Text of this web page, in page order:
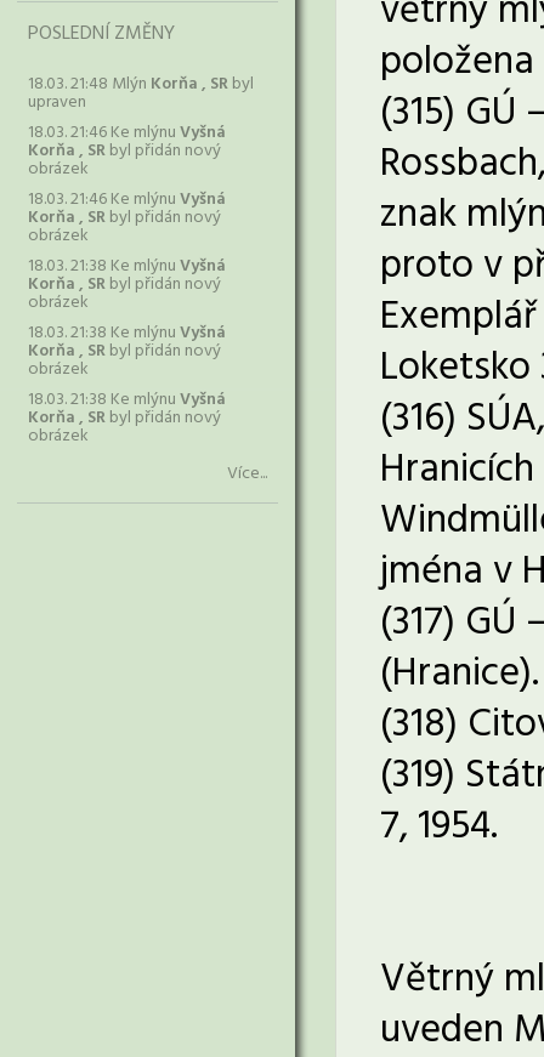
POSLEDNÍ ZMĚNY
18.03. 21:48 Mlýn Korňa , SRbyl
upraven
18.03. 21:46 Ke mlýnuVyšná
Korňa , SRbyl přidán nový
obrázek
18.03. 21:46 Ke mlýnuVyšná
Korňa , SRbyl přidán nový
obrázek
18.03. 21:38 Ke mlýnuVyšná
Korňa , SRbyl přidán nový
obrázek
18.03. 21:38 Ke mlýnuVyšná
Korňa , SRbyl přidán nový
obrázek
18.03. 21:38 Ke mlýnuVyšná
Korňa , SRbyl přidán nový
obrázek
Více...
položena
(315) GÚ
znak
proto v
Loketsko
(316)
jména v
(317) GÚ
(Hranice).
(318)
(319)
7, 1954.
Větrný
uveden